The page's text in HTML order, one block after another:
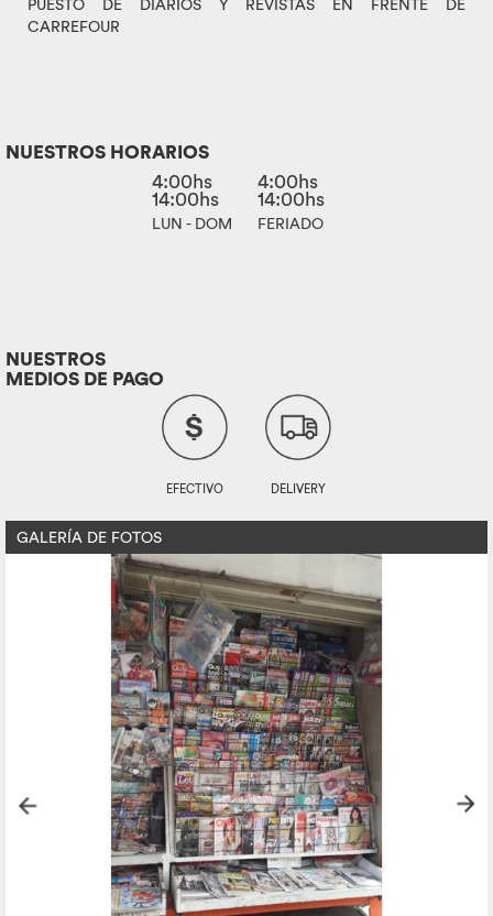
PUESTO DE DIARIOS Y REVISTAS EN FRENTE DE
CARREFOUR
NUESTROS HORARIOS
4:00hs
14:00hs
LUN - DOM
4:00hs
14:00hs
FERIADO
NUESTROS
MEDIOS DE PAGO
EFECTIVO DELIVERY
GALERÍA DE FOTOS